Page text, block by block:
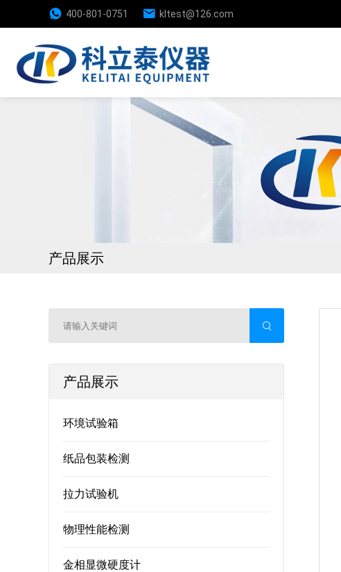
400-801-0751 kltest@126.com
产品展示
产品展示
环境试验箱
纸品包装检测
拉力试验机
物理性能检测
金相显微硬度计